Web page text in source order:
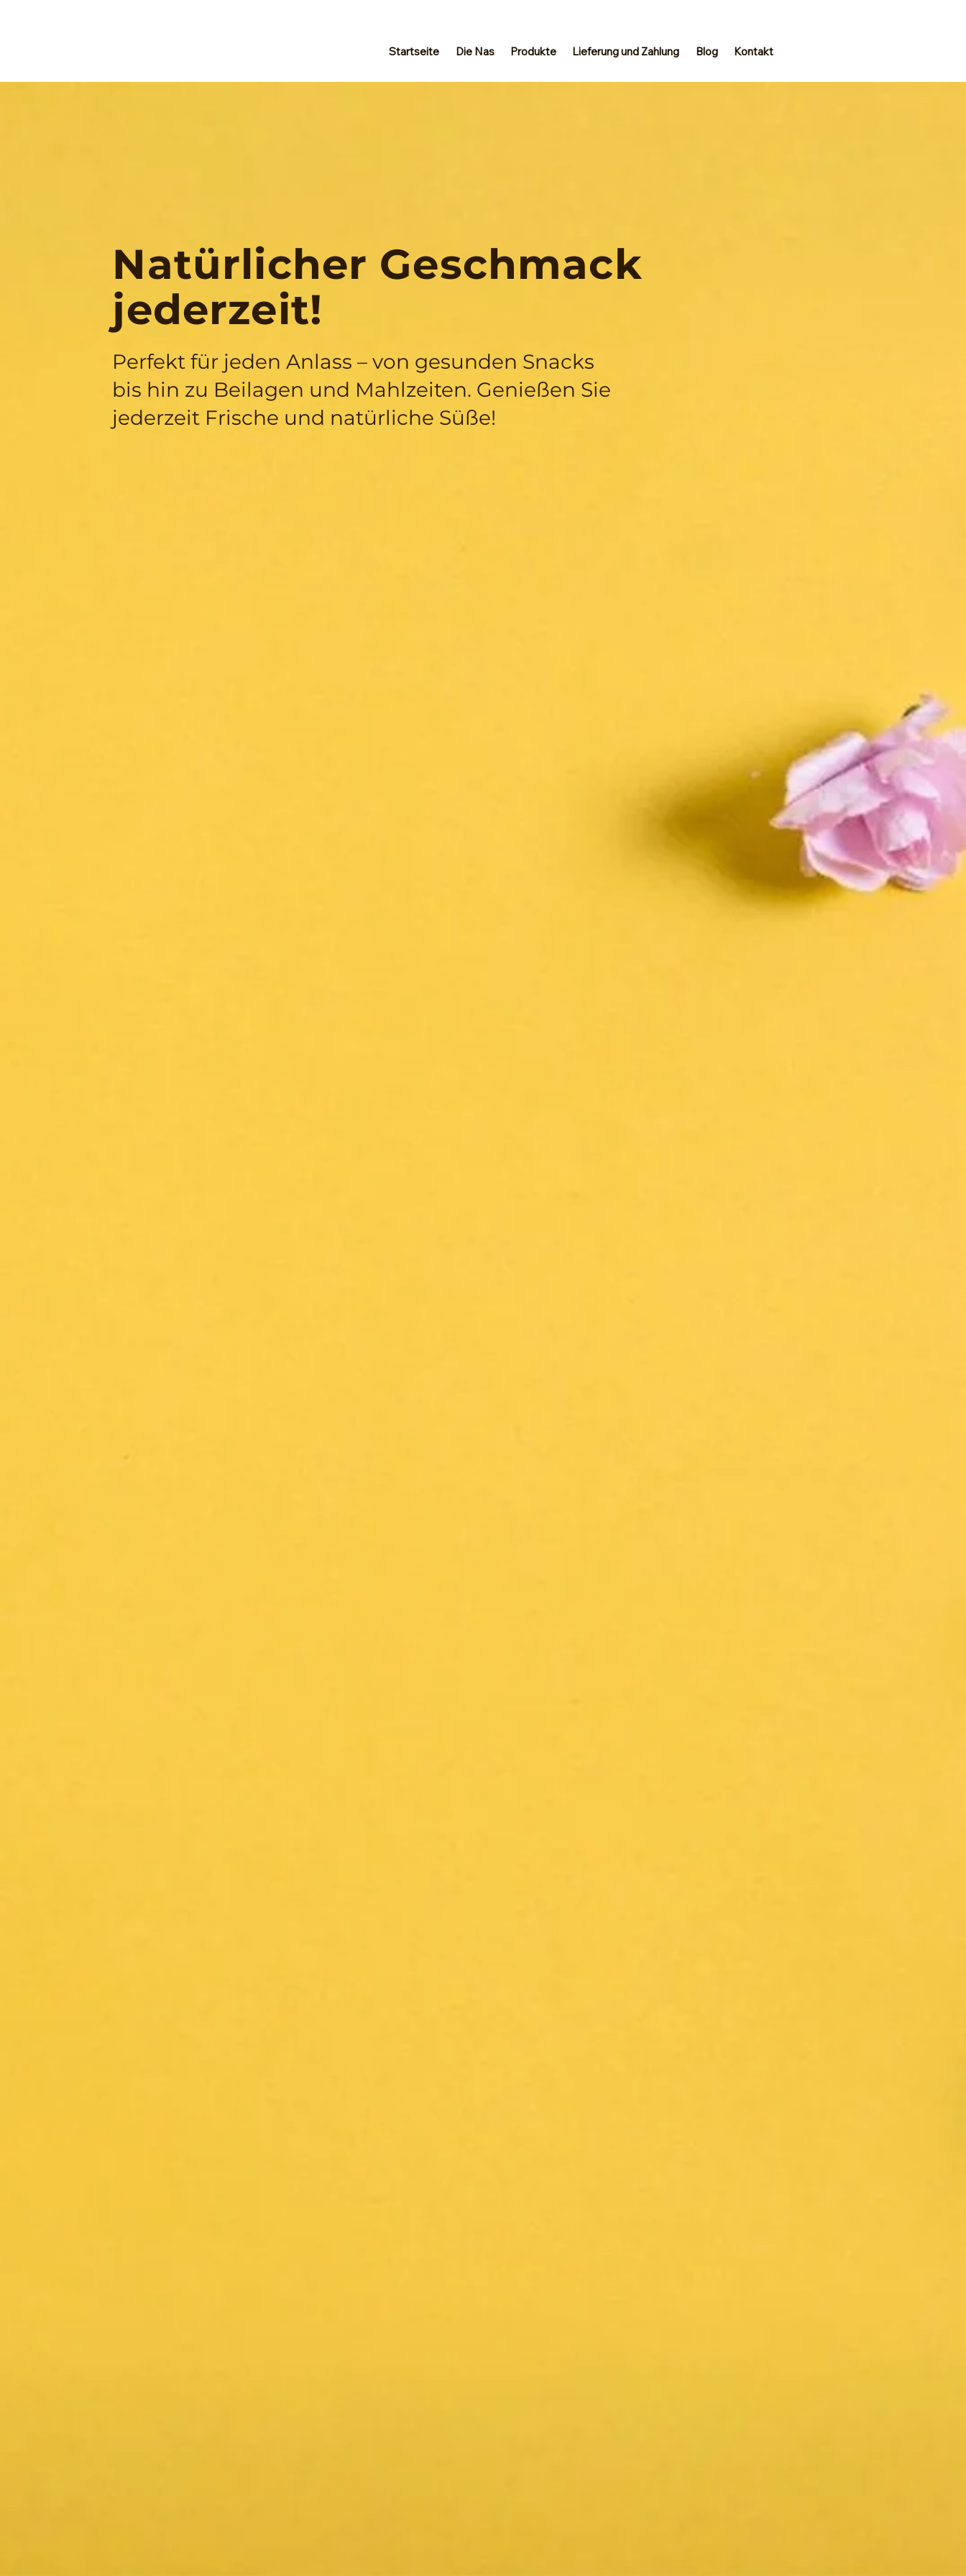
Startseite Die Nas Produkte Lieferung und Zahlung Blog Kontakt
Natürlicher Geschmack
jederzeit!
Perfekt für jeden Anlass – von gesunden Snacks
bis hin zu Beilagen und Mahlzeiten. Genießen Sie
jederzeit Frische und natürliche Süße!